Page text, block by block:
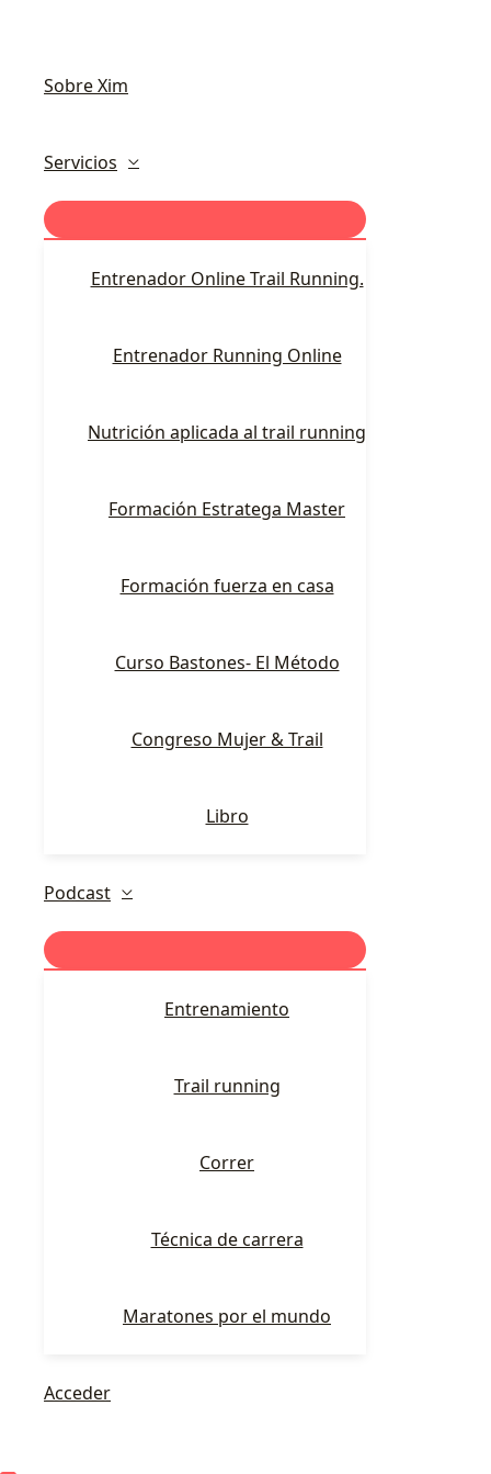
Sobre Xim
Servicios
Entrenador Online Trail Running.
Entrenador Running Online
Nutrición aplicada al trail running
Formación Estratega Master
Formación fuerza en casa
Curso Bastones- El Método
Congreso Mujer & Trail
Libro
Podcast
Entrenamiento
Trail running
Correr
Técnica de carrera
Maratones por el mundo
Acceder